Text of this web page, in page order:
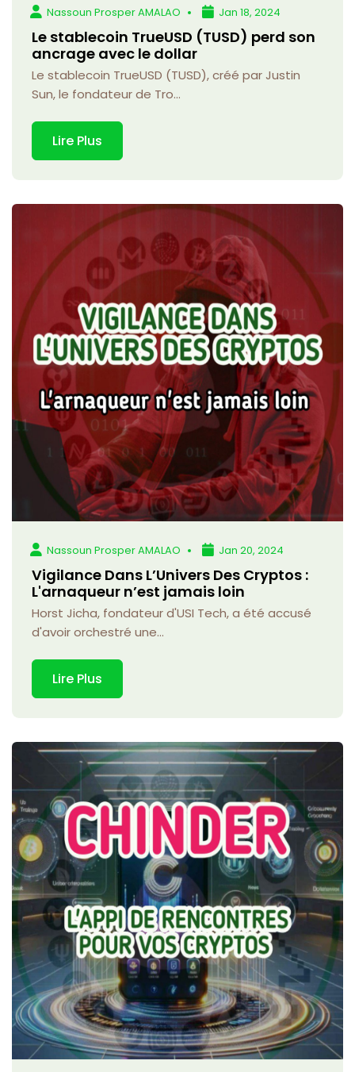
Nassoun Prosper AMALAO Jan 18, 2024
Le stablecoin TrueUSD (TUSD) perd son
ancrage avec le dollar
Le stablecoin TrueUSD (TUSD), créé par Justin
Sun, le fondateur de Tro...
Lire Plus
Nassoun Prosper AMALAO Jan 20, 2024
Vigilance Dans L’Univers Des Cryptos :
L'arnaqueur n’est jamais loin
Horst Jicha, fondateur d'USI Tech, a été accusé
d'avoir orchestré une...
Lire Plus